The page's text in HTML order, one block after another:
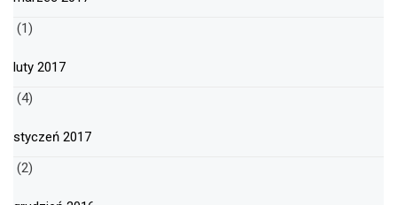
(1)
luty 2017
(4)
styczeń 2017
(2)